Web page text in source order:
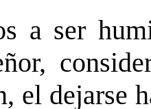
a ser
el dejarse